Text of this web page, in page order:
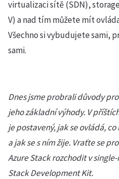
virtualizaci sítě (SDN),
V) a nad tím můžete mít
Všechno si vybudujete sami,
sami.
Dnes jsme probrali důvody
jeho základní výhody. V
je postavený, jak se ovládá,
a jak se s ním žije. Vraťte se
Azure Stack rozchodit v
Stack Development Kit.